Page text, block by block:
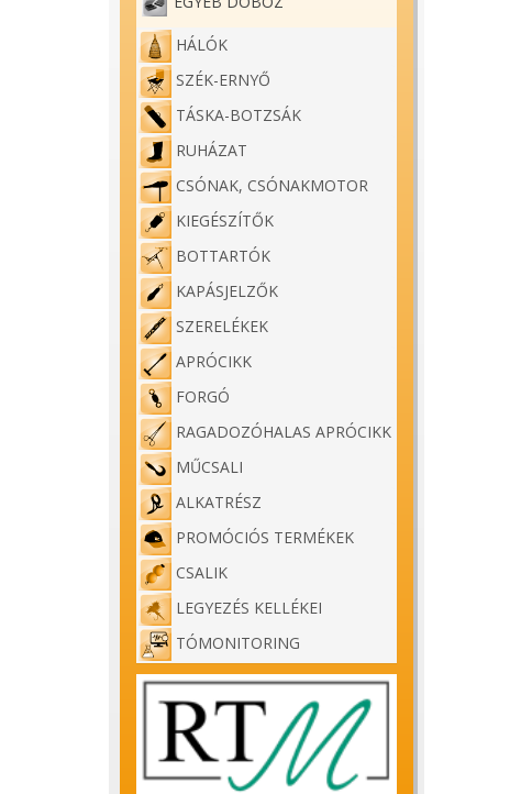
HÁLÓK
SZÉK-ERNYŐ
TÁSKA-BOTZSÁK
RUHÁZAT
CSÓNAK, CSÓNAKMOTOR
KIEGÉSZÍTŐK
BOTTARTÓK
KAPÁSJELZŐK
SZERELÉKEK
APRÓCIKK
FORGÓ
RAGADOZÓHALAS APRÓCIKK
MŰCSALI
ALKATRÉSZ
PROMÓCIÓS TERMÉKEK
CSALIK
LEGYEZÉS KELLÉKEI
TÓMONITORING